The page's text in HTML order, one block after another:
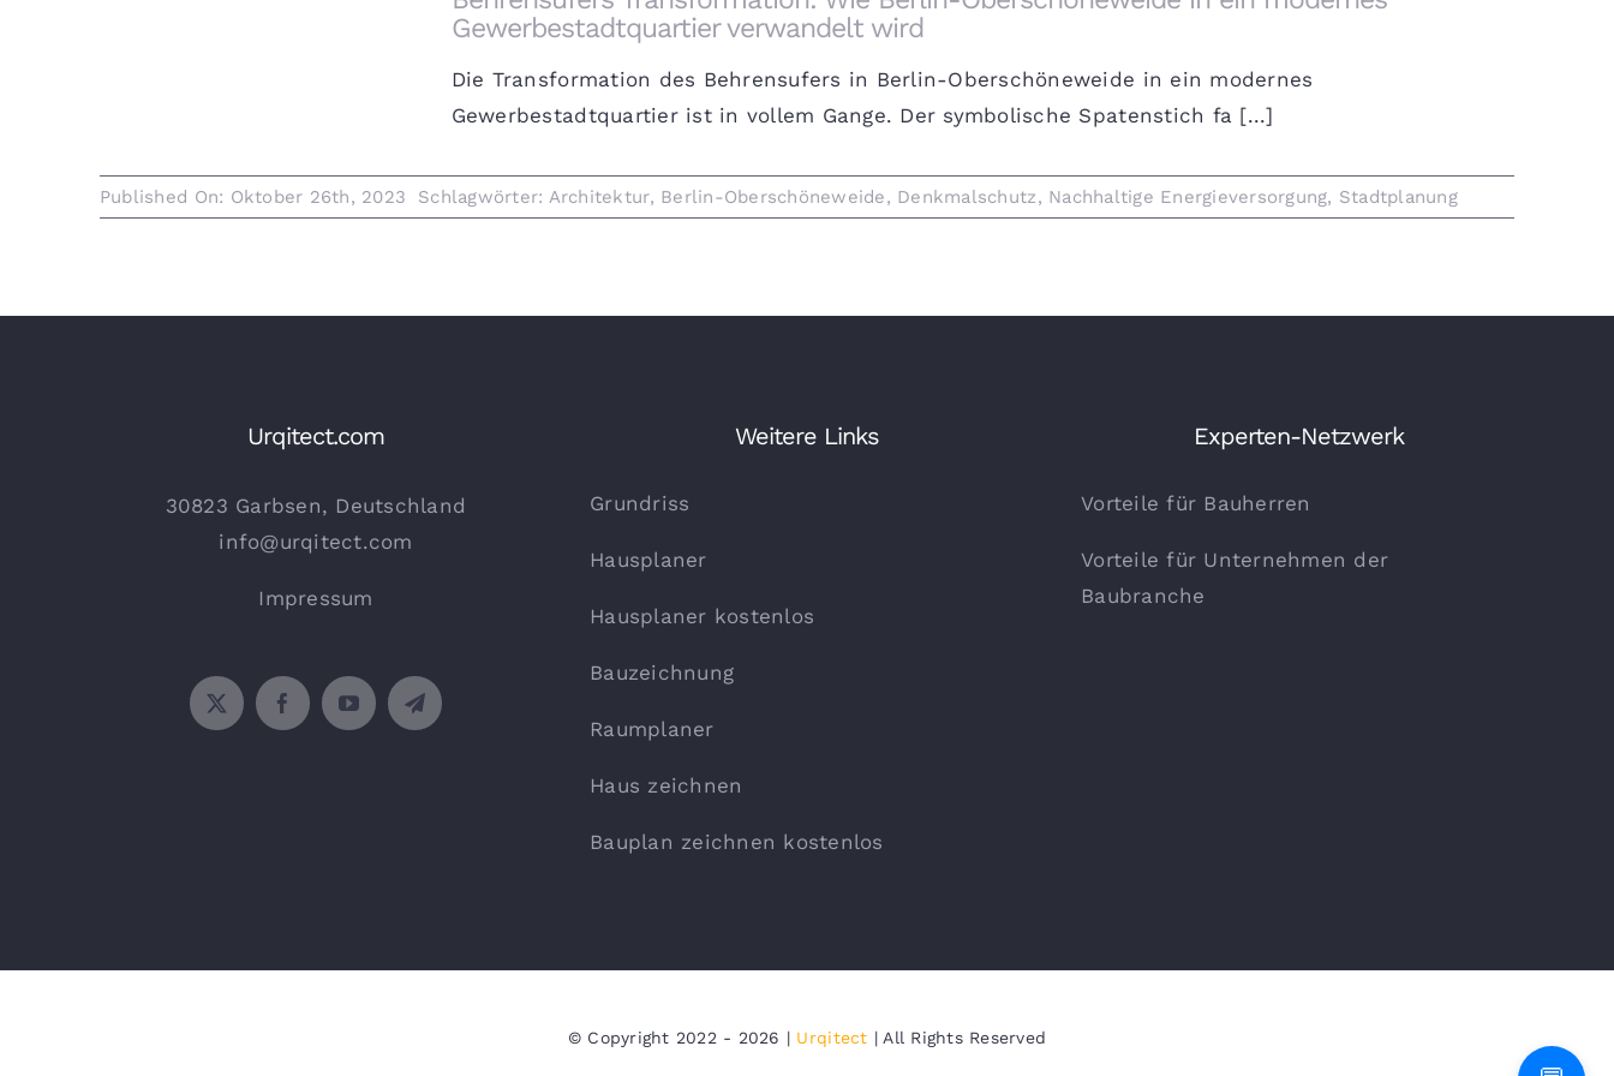
Gewerbestadtquartier verwandelt wird
Die Transformation des Behrensufers in Berlin-Oberschöneweide in ein modernes
Gewerbestadtquartier ist in vollem Gange. Der symbolische Spatenstich fa [...]
Published On: Oktober 26th, 2023 Schlagwörter: Architektur, Berlin-Oberschöneweide, Denkmalschutz, Nachhaltige Energieversorgung, Stadtplanung
Urqitect.com
30823 Garbsen, Deutschland
info@urqitect.com
Impressum
Weitere Links
Grundriss
Hausplaner
Hausplaner kostenlos
Bauzeichnung
Raumplaner
Haus zeichnen
Bauplan zeichnen kostenlos
Experten-Netzwerk
Vorteile für Bauherren
Vorteile für Unternehmen der
Baubranche
© Copyright 2022 - 2026 | Urqitect | All Rights Reserved